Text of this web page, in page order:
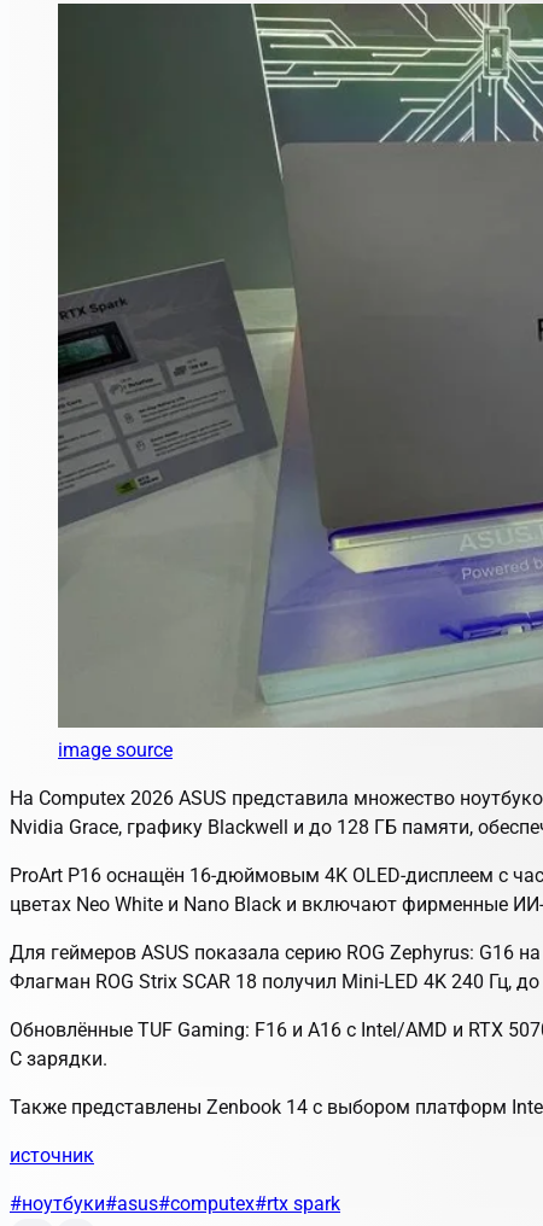
image source
На Computex 2026 ASUS представила множество
Nvidia Grace, графику Blackwell и до 128 ГБ памяти,
ProArt P16 оснащён 16-дюймовым 4K OLED-дисплеем с
цветах Neo White и Nano Black и включают фирменные
Для геймеров ASUS показала серию ROG Zephyrus: G16
Флагман ROG Strix SCAR 18 получил Mini-LED 4K 240 Гц,
Обновлённые TUF Gaming: F16 и A16 с Intel/AMD и RTX
C зарядки.
Также представлены Zenbook 14 с выбором платформ
источник
#ноутбуки#asus#computex#rtx spark